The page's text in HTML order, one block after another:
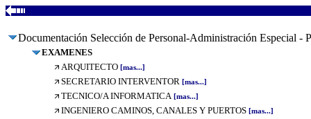
Documentación Selección de Personal-Administración Especial -
EXAMENES
ARQUITECTO [mas...]
SECRETARIO INTERVENTOR [mas...]
TECNICO/A INFORMATICA [mas...]
INGENIERO CAMINOS, CANALES Y PUERTOS [mas...]